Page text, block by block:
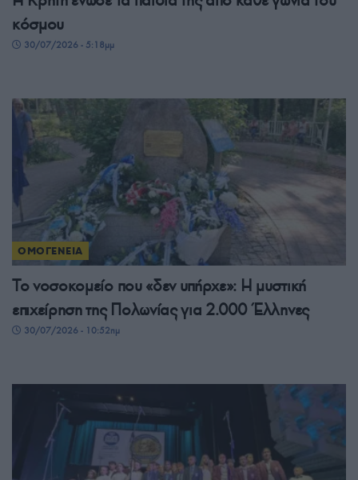
κόσμου
30/07/2026 - 5:18μμ
ΟΜΟΓΕΝΕΙΑ
Το νοσοκομείο που «δεν υπήρχε»: Η μυστική
επιχείρηση της Πολωνίας για 2.000 Έλληνες
30/07/2026 - 10:52πμ